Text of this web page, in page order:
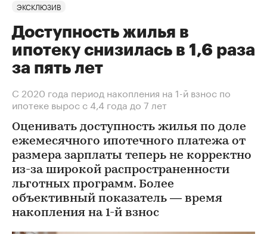
ЭКСКЛЮЗИВ
Доступность жилья в
ипотеку снизилась в 1,6 раза
за пять лет
С 2020 года период накопления на 1-й взнос по
ипотеке вырос с 4,4 года до 7 лет
Оценивать доступность жилья по доле
ежемесячного ипотечного платежа от
размера зарплаты теперь не корректно
из-за широкой распространенности
льготных программ. Более
объективный показатель — время
накопления на 1-й взнос